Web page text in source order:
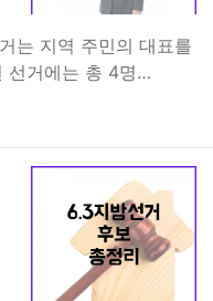
는 지역 주민의 대표를
선거에는 총 4명…